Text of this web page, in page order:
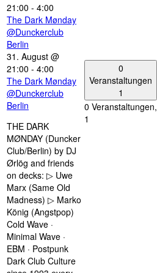
21:00 - 4:00
The Dark Mønday
@Dunckerclub
Berlin
31. August @
21:00 - 4:00
The Dark Mønday
@Dunckerclub
Berlin
THE DARK
MØNDAY (Duncker
Club/Berlin) by DJ
Ørlög and friends
on decks: ▷ Uwe
Marx (Same Old
Madness) ▷ Marko
König (Angstpop)
Cold Wave ·
Minimal Wave ·
EBM · Postpunk
Dark Club Culture
0
Veranstaltungen
1
0 Veranstaltungen,
1